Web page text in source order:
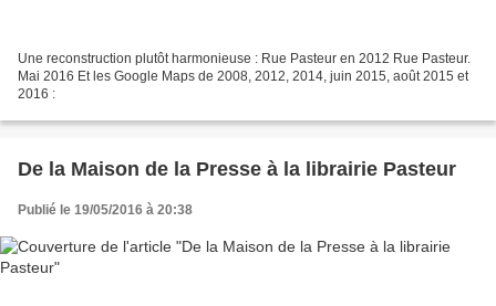
Une reconstruction plutôt harmonieuse : Rue Pasteur en 2012 Rue Pasteur.
Mai 2016 Et les Google Maps de 2008, 2012, 2014, juin 2015, août 2015 et
2016 :
De la Maison de la Presse à la librairie Pasteur
Publié le 19/05/2016 à 20:38